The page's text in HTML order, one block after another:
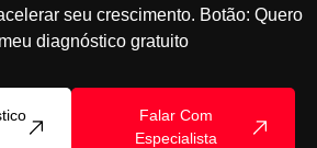
seu crescimento. Botão: Quero
diagnóstico gratuito
Falar Com
Especialista